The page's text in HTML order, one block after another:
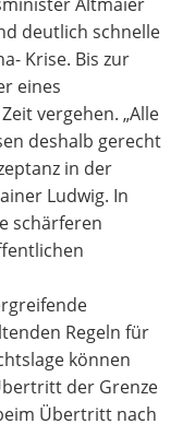
deutlich schnelle
Krise. Bis zur
eines
vergehen. „Alle
deshalb gerecht
in der
Ludwig. In
schärferen
Regeln für
können
der Grenze
Übertritt nach